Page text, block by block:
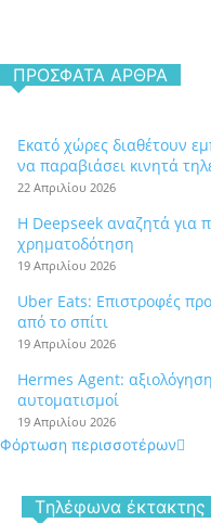
ΠΡΌΣΦΑΤΑ ΆΡΘΡΑ
Εκατό χώρες διαθέτουν
να παραβιάσει κινητά
22 Απριλίου 2026
Η Deepseek αναζητά για
χρηματοδότηση
19 Απριλίου 2026
Uber Eats: Επιστροφές
από το σπίτι
19 Απριλίου 2026
Hermes Agent:
αυτοματισμοί
19 Απριλίου 2026
Φόρτωση περισσοτέρων
Tηλέφωνα έκτακτης